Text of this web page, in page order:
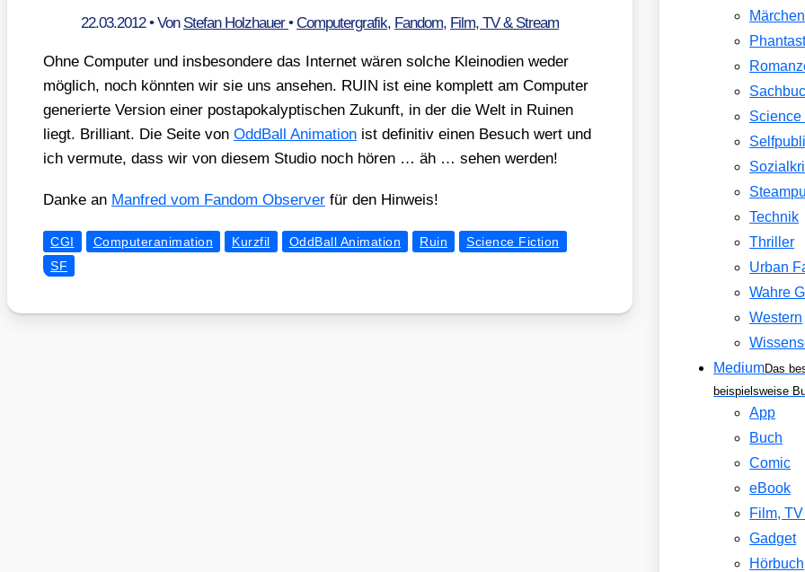
22.03.2012• Von Stefan Holzhauer•Computergrafik, Fandom, Film, TV & Stream
Ohne Com­pu­ter und ins­be­son­de­re das Inter­net wären sol­che Klein­odi­en weder
mög­lich, noch könn­ten wir sie uns anse­hen. RUIN ist eine kom­plett am Com­pu­ter
gene­rier­te Ver­si­on einer post­apo­ka­lyp­ti­schen Zukunft, in der die Welt in Rui­nen
liegt. Bril­li­ant. Die Sei­te von OddBall Ani­ma­ti­on ist defi­ni­tiv einen Besuch wert und
ich ver­mu­te, dass wir von die­sem Stu­dio noch hören … äh … sehen wer­den!
Dan­ke an Man­fred vom Fan­dom Obser­ver für den Hin­weis!
CGI Computeranimation Kurzfil OddBall Animation Ruin
Science Fiction
SF
Märchen
Science
Technik
Thriller
Urban
Wahre
Western
MediumDas
beispielsweise
App
Buch
Comic
eBook
Film,
Gadget
Hörbuch